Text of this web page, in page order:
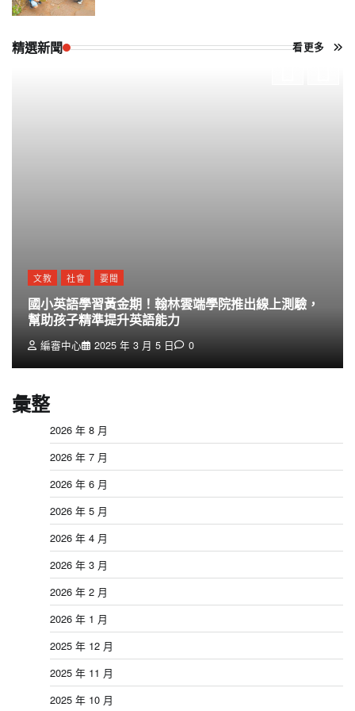
精選新聞 看更多
文教 社會 要聞
國小英語學習黃金期！翰林雲端學院推出線上測驗，
幫助孩子精準提升英語能力
編審中心 2025 年 3 月 5 日 0
彙整
2026 年 8 月
2026 年 7 月
2026 年 6 月
2026 年 5 月
2026 年 4 月
2026 年 3 月
2026 年 2 月
2026 年 1 月
2025 年 12 月
2025 年 11 月
2025 年 10 月